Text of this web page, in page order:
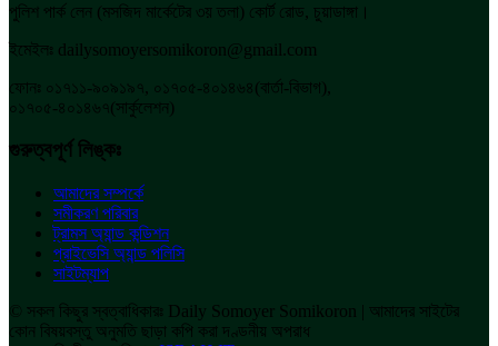
পুলিশ পার্ক লেন (মসজিদ মার্কেটের ৩য় তলা) কোর্ট রোড, চুয়াডাঙ্গা।
ইমেইলঃ dailysomoyersomikoron@gmail.com
ফোনঃ ০১৭১১-৯০৯১৯৭, ০১৭০৫-৪০১৪৬৪(বার্তা-বিভাগ),
০১৭০৫-৪০১৪৬৭(সার্কুলেশন)
গুরুত্বপূর্ণ লিঙ্কঃ
আমাদের সম্পর্কে
সমীকরণ পরিবার
ট্রামস অ্যান্ড কন্ডিশন
প্রাইভেসি অ্যান্ড পলিসি
সাইটম্যাপ
© সকল কিছুর স্বত্বাধিকারঃ Daily Somoyer Somikoron | আমাদের সাইটের
কোন বিষয়বস্তু অনুমতি ছাড়া কপি করা দণ্ডনীয় অপরাধ